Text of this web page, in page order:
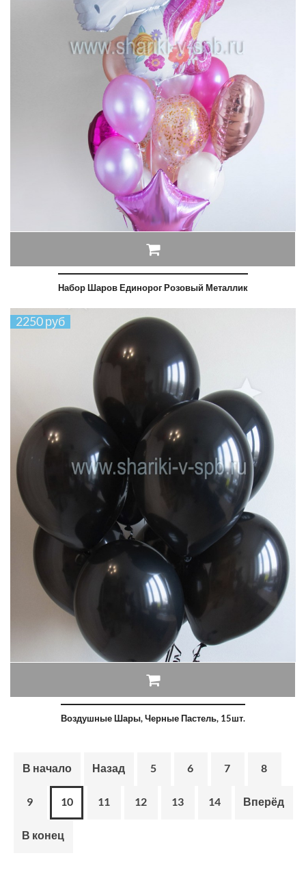
Набор Шаров Единорог Розовый Металлик
2250 руб
Воздушные Шары, Черные Пастель, 15шт.
В начало Назад 5 6 7 8
9 10 11 12 13 14 Вперёд
В конец